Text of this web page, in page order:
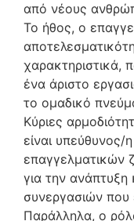
από νέους
Το ήθος, ο
χαρακτηριστικά,
ένα άριστο
το ομαδικό
Κύριες
είναι υπεύθυνος/
επαγγελματικών
για την ανάπτυξη
συνεργασιών που
Παράλληλα, ο